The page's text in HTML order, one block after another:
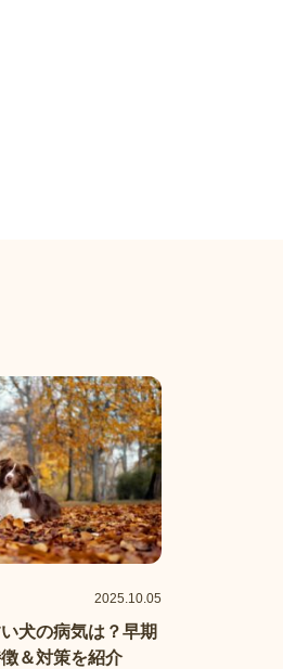
2025.10.05
犬の病気は？早期
＆対策を紹介